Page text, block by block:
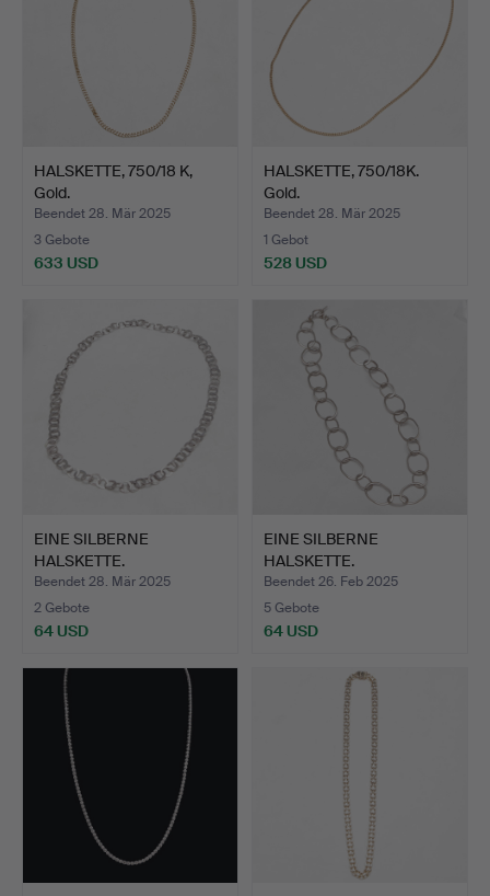
HALSKETTE, 750/18 K,
Gold.
Beendet 28. Mär 2025
3 Gebote
633 USD
HALSKETTE, 750/18K.
Gold.
Beendet 28. Mär 2025
1 Gebot
528 USD
EINE SILBERNE
HALSKETTE.
Beendet 28. Mär 2025
2 Gebote
64 USD
EINE SILBERNE
HALSKETTE.
Beendet 26. Feb 2025
5 Gebote
64 USD